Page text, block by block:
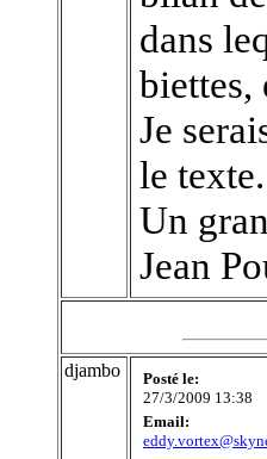
dans
biettes,
Je
le texte.
Un
Jean
djambo
Posté le:
27/3/2009 13:38
Email: